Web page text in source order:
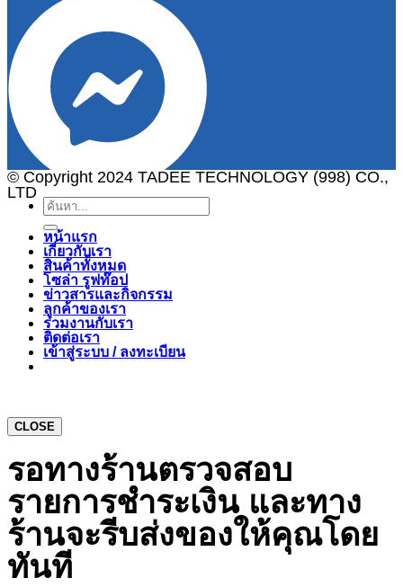
© Copyright 2024 TADEE TECHNOLOGY (998) CO.,
LTD
ค้นหา:
หน้าแรก
เกี่ยวกับเรา
สินค้าทั้งหมด
โซล่า รูฟท๊อป
ข่าวสารและกิจกรรม
ลูกค้าของเรา
ร่วมงานกับเรา
ติดต่อเรา
เข้าสู่ระบบ / ลงทะเบียน
CLOSE
รอทางร้านตรวจสอบ
รายการชำระเงิน และทาง
ร้านจะรีบส่งของให้คุณโดย
ทันที